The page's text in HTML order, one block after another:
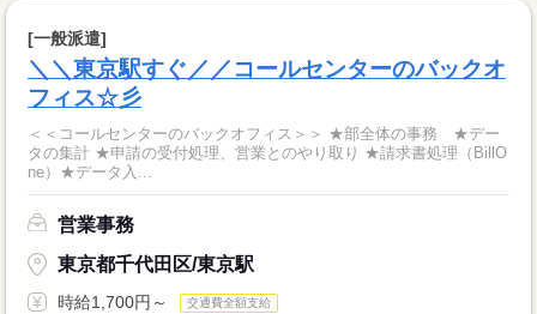
[一般派遣]
＼＼東京駅すぐ／／コールセンターのバックオ
フィス☆彡
＜＜コールセンターのバックオフィス＞＞ ★部全体の事務 ★デー
タの集計 ★申請の受付処理、営業とのやり取り ★請求書処理（BillO
ne）★データ入...
営業事務
東京都千代田区/東京駅
時給1,700円～ 交通費全額支給